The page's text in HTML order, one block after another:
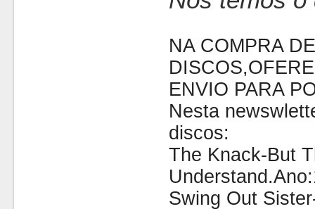
NA COMPRA
ENVIO PARA
Nesta
discos:
The Knack-But
Swing Out